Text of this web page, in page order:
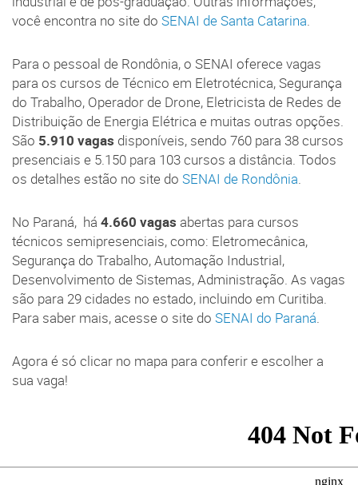
você encontra no site do SENAI de Santa Catarina.
Para o pessoal de Rondônia, o SENAI oferece vagas
para os cursos de Técnico em Eletrotécnica, Segurança
do Trabalho, Operador de Drone, Eletricista de Redes de
Distribuição de Energia Elétrica e muitas outras opções.
São 5.910 vagas disponíveis, sendo 760 para 38 cursos
presenciais e 5.150 para 103 cursos a distância. Todos
os detalhes estão no site do SENAI de Rondônia.
No Paraná, há 4.660 vagas abertas para cursos
técnicos semipresenciais, como: Eletromecânica,
Segurança do Trabalho, Automação Industrial,
Desenvolvimento de Sistemas, Administração. As vagas
são para 29 cidades no estado, incluindo em Curitiba.
Para saber mais, acesse o site do SENAI do Paraná.
Agora é só clicar no mapa para conferir e escolher a
sua vaga!